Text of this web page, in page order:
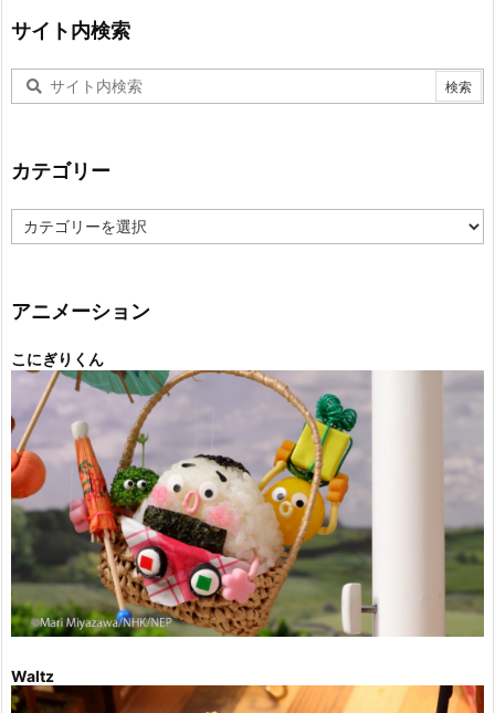
サイト内検索
カテゴリー
テ
ー
アニメーション
こにぎりくん
Waltz